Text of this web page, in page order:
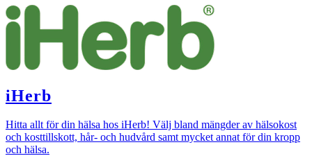
iHerb
Hitta allt för din hälsa hos iHerb! Välj bland mängder av hälsokost
och kosttillskott, hår- och hudvård samt mycket annat för din kropp
och hälsa.